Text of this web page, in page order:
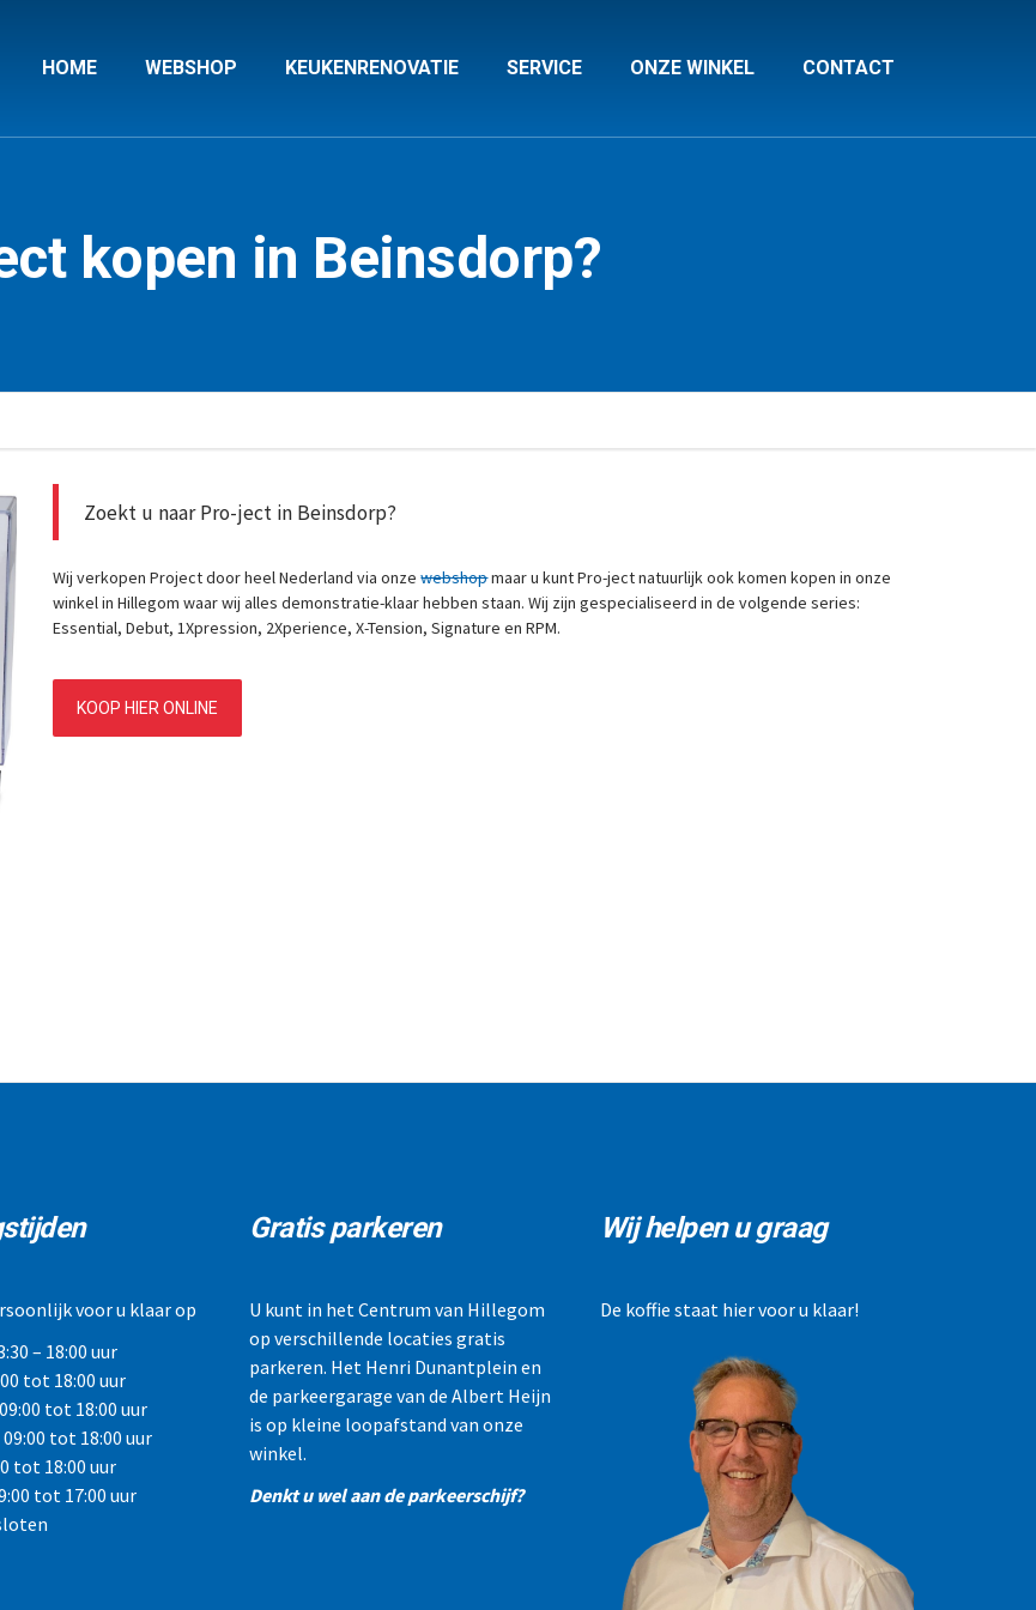
HOME WEBSHOP KEUKENRENOVATIE SERVICE ONZE WINKEL CONTACT
kopen in Beinsdorp?
Zoekt u naar Pro-ject in Beinsdorp?
Wij verkopen Project door heel Nederland via onzewebshopmaar u kunt Pro-ject natuurlijk ook komen kopen in onze
winkel in Hillegom waar wij alles demonstratie-klaar hebben staan. Wij zijn gespecialiseerd in de volgende series:
Essential, Debut, 1Xpression, 2Xperience, X-Tension, Signature en RPM.
KOOP HIER ONLINE
voor u klaar op
– 18:00 uur
tot 18:00 uur
09:00 tot 18:00 uur
09:00 tot 18:00 uur
tot 18:00 uur
tot 17:00 uur
Gratis parkeren
U kunt in het Centrum van Hillegom
op verschillende locaties gratis
parkeren. Het Henri Dunantplein en
de parkeergarage van de Albert Heijn
is op kleine loopafstand van onze
winkel.
Denkt u wel aan de parkeerschijf?
Wij helpen u graag
De koffie staat hier voor u klaar!